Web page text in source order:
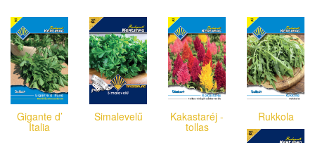
Gigante d’
Italia
Simalevelű Kakastaréj -
tollas
Rukkola